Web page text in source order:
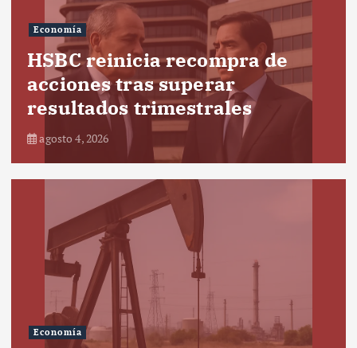
Economía
HSBC reinicia recompra de
acciones tras superar
resultados trimestrales
agosto 4, 2026
Economía